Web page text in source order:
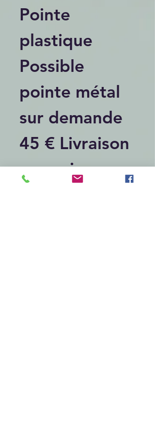
Pointe
plastique
Possible
pointe métal
sur demande
45 € Livraison
comprise